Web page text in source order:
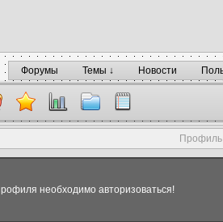
Форумы Темы ↓ Новости
Профиль
необходимо авторизоваться!